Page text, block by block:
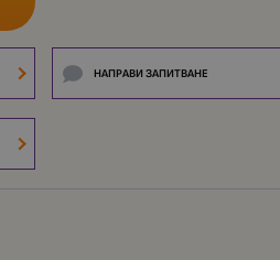
НАПРАВИ ЗАПИТВАНЕ